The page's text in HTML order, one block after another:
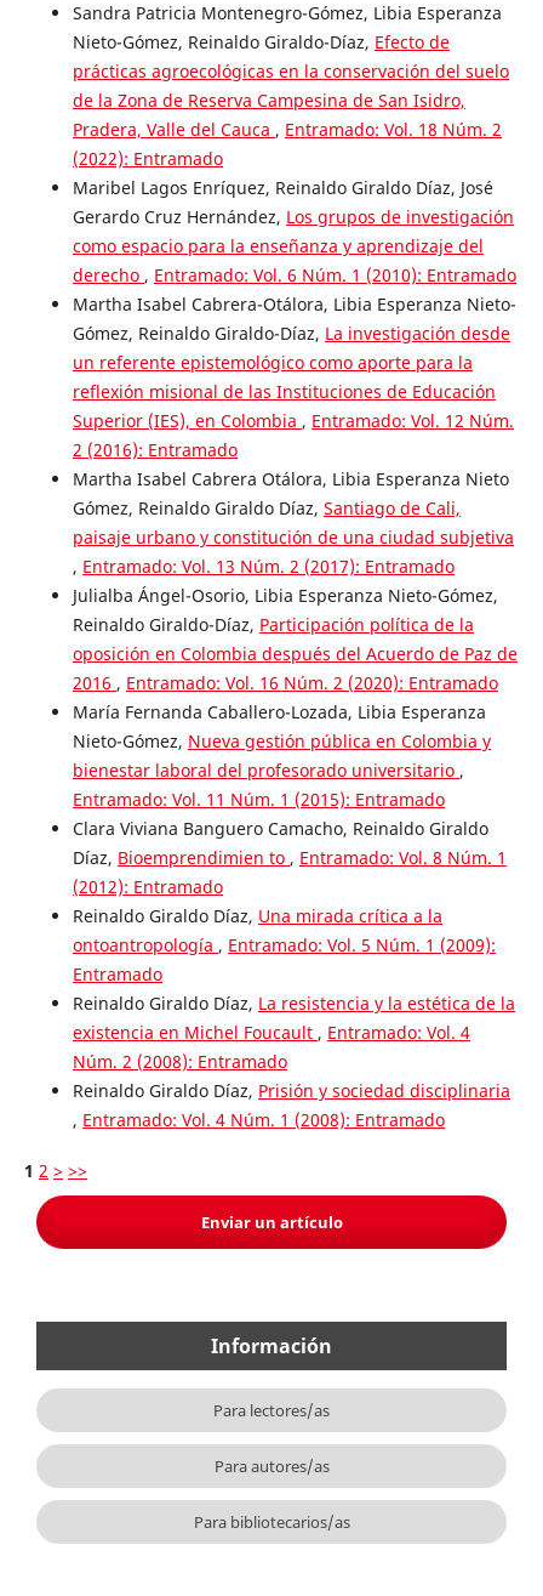
Sandra Patricia Montenegro-Gómez, Libia Esperanza
Nieto-Gómez, Reinaldo Giraldo-Díaz, Efecto de
prácticas agroecológicas en la conservación del suelo
de la Zona de Reserva Campesina de San Isidro,
Pradera, Valle del Cauca , Entramado: Vol. 18 Núm. 2
(2022): Entramado
Maribel Lagos Enríquez, Reinaldo Giraldo Díaz, José
Gerardo Cruz Hernández, Los grupos de investigación
como espacio para la enseñanza y aprendizaje del
derecho , Entramado: Vol. 6 Núm. 1 (2010): Entramado
Martha Isabel Cabrera-Otálora, Libia Esperanza Nieto-
Gómez, Reinaldo Giraldo-Díaz, La investigación desde
un referente epistemológico como aporte para la
reflexión misional de las Instituciones de Educación
Superior (IES), en Colombia , Entramado: Vol. 12 Núm.
2 (2016): Entramado
Martha Isabel Cabrera Otálora, Libia Esperanza Nieto
Gómez, Reinaldo Giraldo Díaz, Santiago de Cali,
paisaje urbano y constitución de una ciudad subjetiva
, Entramado: Vol. 13 Núm. 2 (2017): Entramado
Julialba Ángel-Osorio, Libia Esperanza Nieto-Gómez,
Reinaldo Giraldo-Díaz, Participación política de la
oposición en Colombia después del Acuerdo de Paz de
2016 , Entramado: Vol. 16 Núm. 2 (2020): Entramado
María Fernanda Caballero-Lozada, Libia Esperanza
Nieto-Gómez, Nueva gestión pública en Colombia y
bienestar laboral del profesorado universitario ,
Entramado: Vol. 11 Núm. 1 (2015): Entramado
Clara Viviana Banguero Camacho, Reinaldo Giraldo
Díaz, Bioemprendimien to , Entramado: Vol. 8 Núm. 1
(2012): Entramado
Reinaldo Giraldo Díaz, Una mirada crítica a la
ontoantropología , Entramado: Vol. 5 Núm. 1 (2009):
Entramado
Reinaldo Giraldo Díaz, La resistencia y la estética de la
existencia en Michel Foucault , Entramado: Vol. 4
Núm. 2 (2008): Entramado
Reinaldo Giraldo Díaz, Prisión y sociedad disciplinaria
, Entramado: Vol. 4 Núm. 1 (2008): Entramado
1 2 > >>
Enviar un artículo
Información
Para lectores/as
Para autores/as
Para bibliotecarios/as